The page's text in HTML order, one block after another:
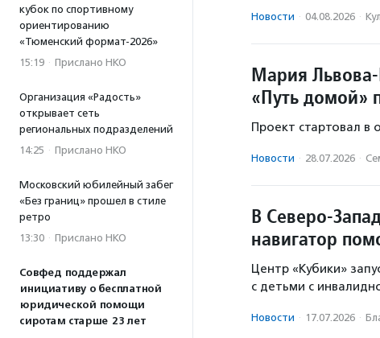
кубок по спортивному
ориентированию
«Тюменский формат-2026»
15:19 · Прислано НКО
Организация «Радость»
открывает сеть
региональных подразделений
14:25 · Прислано НКО
Московский юбилейный забег
«Без границ» прошел в стиле
ретро
13:30 · Прислано НКО
Совфед поддержал
инициативу о бесплатной
юридической помощи
сиротам старше 23 лет
Новости · 04.08.2026 ·
Мария
«Путь домой»
Проект стартовал в
Новости · 28.07.2026 ·
В Северо-
навигатор
Центр «Кубики»
с детьми с
Новости · 17.07.2026 ·